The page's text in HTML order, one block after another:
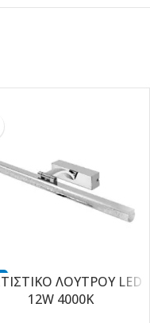
ΛΟΥΤΡΟΥ LED
12W 4000K